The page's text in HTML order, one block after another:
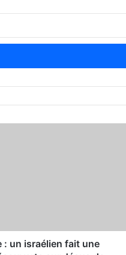
: un israélien fait une